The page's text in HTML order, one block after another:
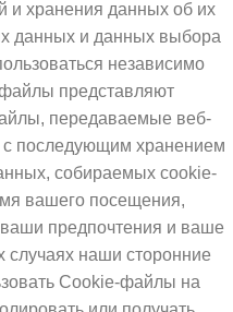
и хранения данных об их
данных и данных выбора
независимо
представляют
передаваемые веб-
последующим хранением
собираемых cookie-
вашего посещения,
предпочтения и ваше
случаях наши сторонние
Cookie-файлы на